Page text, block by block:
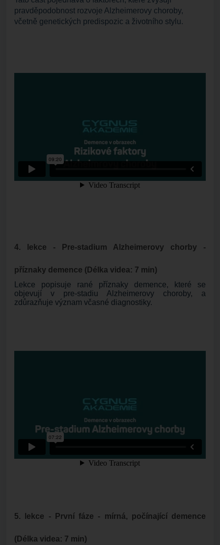
pravděpodobnost rozvoje Alzheimerovy choroby,
včetně genetických predispozic a životního stylu.
4. lekce - Pre-stadium Alzheimerovy chorby -
příznaky demence (Délka videa: 7 min)
Lekce popisuje rané příznaky demence, které se
objevují v pre-stadiu Alzheimerovy choroby, a
zdůrazňuje význam včasné diagnostiky.
5. lekce - První fáze - mírná, počínající demence
(Délka videa: 7 min)